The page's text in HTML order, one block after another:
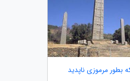
بطور مرموزی ناپدید